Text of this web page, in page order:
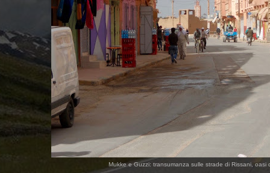
Mukke e Guzzi: transumanza sulle strade di Rissani,